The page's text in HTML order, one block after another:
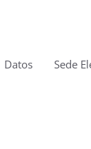
Datos Sede